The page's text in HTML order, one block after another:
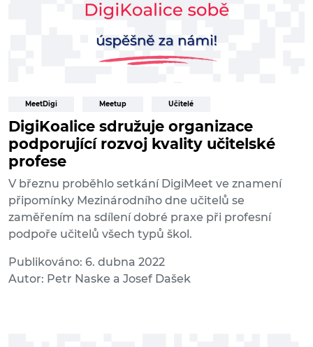
MeetDigi Meetup Učitelé
DigiKoalice sdružuje organizace
podporující rozvoj kvality učitelské
profese
V březnu proběhlo setkání DigiMeet ve znamení
připomínky Mezinárodního dne učitelů se
zaměřením na sdílení dobré praxe při profesní
podpoře učitelů všech typů škol.
Publikováno: 6. dubna 2022
Autor: Petr Naske a Josef Dašek